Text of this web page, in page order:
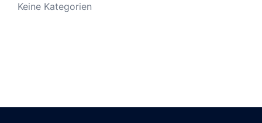
Keine Kategorien